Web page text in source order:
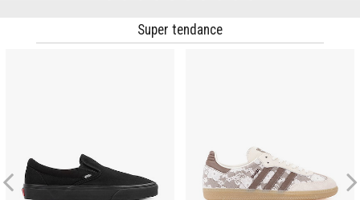
Super tendance
Previous